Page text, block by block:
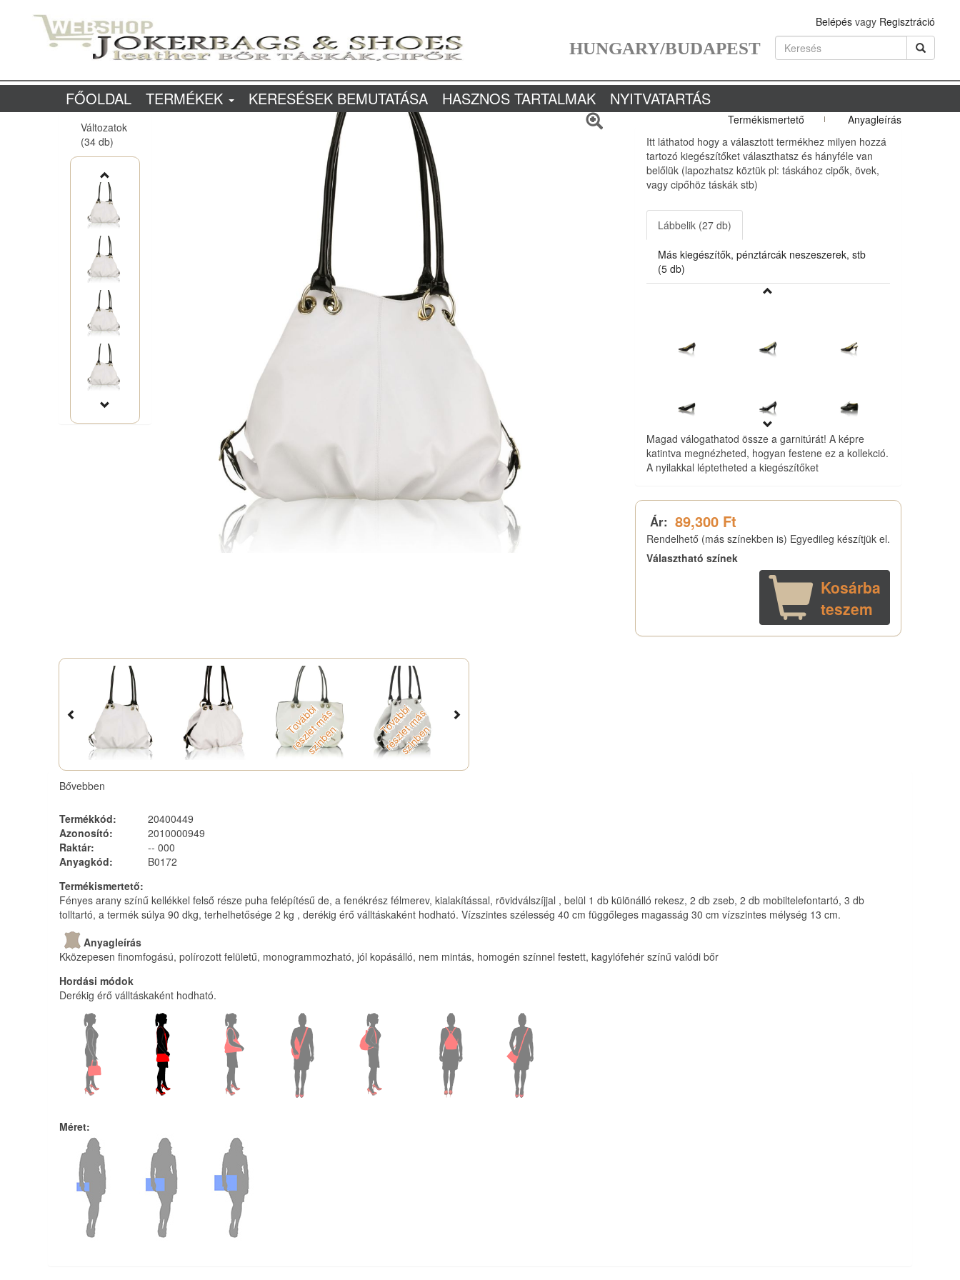
Belépés vagy Regisztráció
HUNGARY/BUDAPEST
FŐOLDAL TERMÉKEK KERESÉSEK BEMUTATÁSA HASZNOS TARTALMAK NYITVATARTÁS
Változatok
(34 db)
Termékismertető
Anyagleírás
Itt láthatod hogy a választott termékhez milyen hozzá
tartozó kiegészítőket választhatsz és hányféle van
belőlük (lapozhatsz köztük pl: táskához cipők, övek,
vagy cipőhöz táskák stb)
Lábbelik (27 db)
Más kiegészítők, pénztárcák neszeszerek, stb
(5 db)
Magad válogathatod össze a garnitúrát! A képre
katintva megnézheted, hogyan festene ez a kollekció.
A nyilakkal léptetheted a kiegészítőket
Ár: 89,300 Ft
Rendelhető (más színekben is) Egyedileg készítjük el.
Választható színek
Kosárba
teszem
T
o
v
á
b
b
i
r
é
s
z
l
e
t
m
á
s
s
z
i
n
b
e
n T
o
v
á
b
b
i
r
é
s
z
l
e
t
m
á
s
s
z
i
n
b
e
n
Bővebben
Termékkód:
20400449
Azonosító:
2010000949
Raktár:
-- 000
Anyagkód:
B0172
Termékismertető:
Fényes arany színű kellékkel felső része puha felépítésű de, a fenékrész félmerev, kialakítással, rövidválszíjjal , belül 1 db különálló rekesz, 2 db zseb, 2 db mobiltelefontartó, 3 db
tolltartó, a termék súlya 90 dkg, terhelhetősége 2 kg , derékig érő válltáskaként hodható. Vízszintes szélesség 40 cm függőleges magasság 30 cm vízszintes mélység 13 cm.
Anyagleírás
Kközepesen finomfogású, polírozott felületű, monogrammozható, jól kopásálló, nem mintás, homogén színnel festett, kagylófehér színű valódi bőr
Hordási módok
Derékig érő válltáskaként hodható.
Méret: